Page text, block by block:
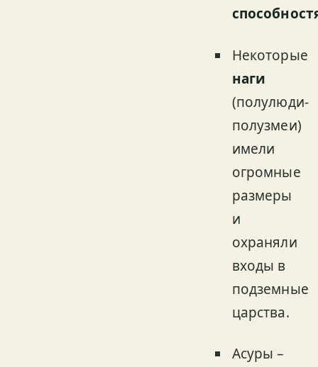
Некоторые
наги
(полулюди-
полузмеи)
имели
огромные
размеры
и
охраняли
входы в
подземные
царства.
Асуры –